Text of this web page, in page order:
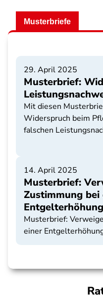
Musterbriefe
29. April 2025
Musterbrief:
Mit diesen
Widerspruch beim
falschen
14. April 2025
Musterbrief:
Zustimmung bei
Musterbrief:
einer